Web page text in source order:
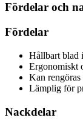
Fördelar och
Fördelar
Hållbart blad
Ergonomiskt
Kan
Lämplig för
Nackdelar